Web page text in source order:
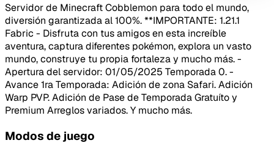
Servidor de Minecraft Cobblemon para todo el mundo,
diversión garantizada al 100%. **IMPORTANTE: 1.21.1
Fabric - Disfruta con tus amigos en esta increíble
aventura, captura diferentes pokémon, explora un vasto
mundo, construye tu propia fortaleza y mucho más. -
Apertura del servidor: 01/05/2025 Temporada 0. -
Avance 1ra Temporada: Adición de zona Safari. Adición
Warp PVP. Adición de Pase de Temporada Gratuíto y
Premium Arreglos variados. Y mucho más.
Modos de juego